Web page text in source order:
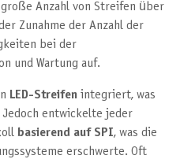
Anzahl von Streifen über
Zunahme der Anzahl der
bei der
und Wartung auf.
LED-Streifen integriert, was
entwickelte jeder
basierend auf SPI, was die
erschwerte. Oft